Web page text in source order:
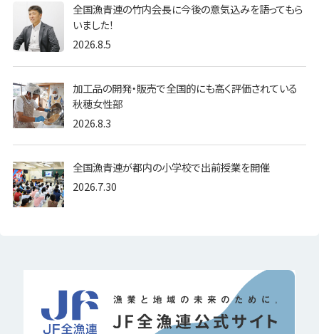
全国漁青連の竹内会長に今後の意気込みを語ってもら
いました！
2026.8.5
加工品の開発・販売で全国的にも高く評価されている
秋穂女性部
2026.8.3
全国漁青連が都内の小学校で出前授業を開催
2026.7.30